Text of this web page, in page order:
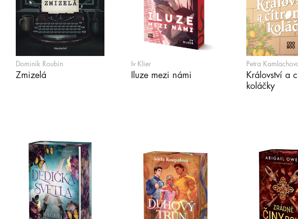
Dominik Roubin
Zmizelá
Iv Klier
Iluze mezi námi
Petra
Království a
koláčky